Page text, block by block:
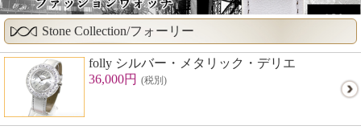
Stone Collection/フォーリー
folly シルバー・メタリック・デリエ
36,000円 (税別)